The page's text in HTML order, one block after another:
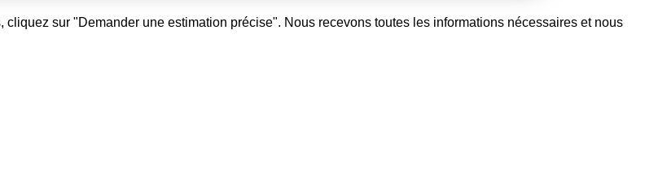
sur "Demander une estimation précise". Nous recevons toutes les informations nécessaires et nous